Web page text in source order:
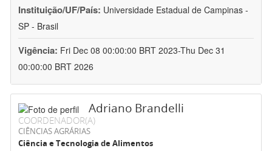
Instituição/UF/País: Universidade Estadual de Campinas -
SP - Brasil
Vigência: Fri Dec 08 00:00:00 BRT 2023-Thu Dec 31
00:00:00 BRT 2026
Adriano Brandelli
COORDENADOR(A)
CIÊNCIAS AGRÁRIAS
Ciência e Tecnologia de Alimentos